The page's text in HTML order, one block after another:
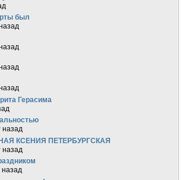
был
Герасима
назад
КСЕНИЯ ПЕТЕРБУРГСКАЯ
назад
назад